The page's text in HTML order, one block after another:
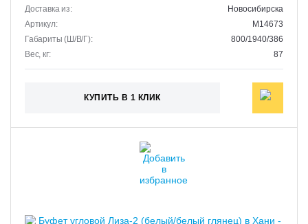
Доставка из:
Новосибирска
Артикул:
M14673
Габариты (Ш/В/Г):
800/1940/386
Вес, кг:
87
КУПИТЬ В 1 КЛИК